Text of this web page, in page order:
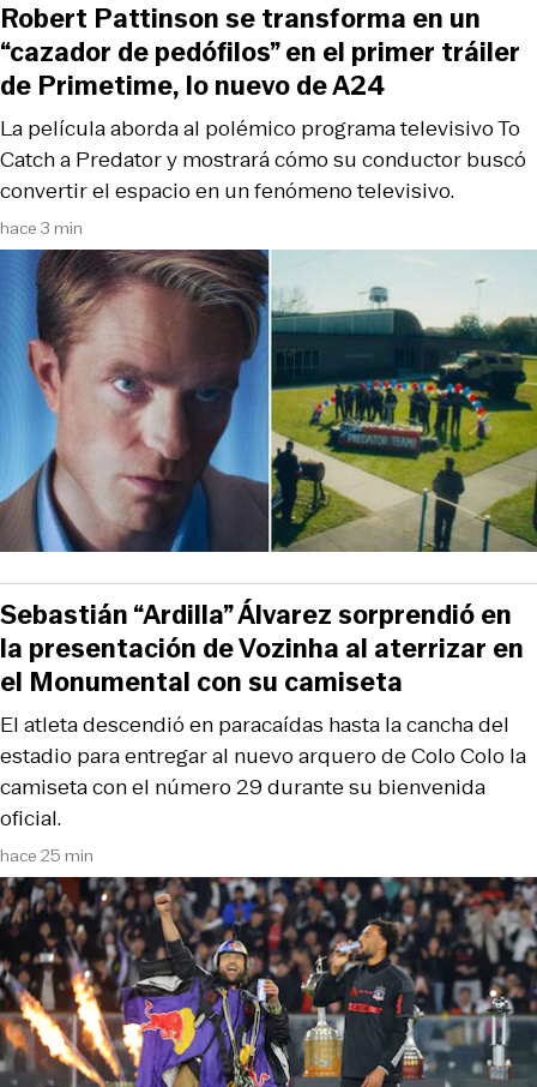
hace 3 min
La película aborda al polémico programa televisivo To
Catch a Predator y mostrará cómo su conductor buscó
convertir el espacio en un fenómeno televisivo.
Robert Pattinson se transforma en un
“cazador de pedófilos” en el primer tráiler
de Primetime, lo nuevo de A24
hace 25 min
El atleta descendió en paracaídas hasta la cancha del
estadio para entregar al nuevo arquero de Colo Colo la
camiseta con el número 29 durante su bienvenida
oficial.
Sebastián “Ardilla” Álvarez sorprendió en
la presentación de Vozinha al aterrizar en
el Monumental con su camiseta